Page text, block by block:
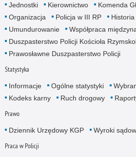
Jednostki Kierownictwo
Komenda
Organizacja
Policja w III RP Historia
Umundurowanie
Współpraca
Duszpasterstwo Policji Kościoła
Prawosławne Duszpasterstwo Policji
Statystyka
Informacje Ogólne statystyki
Kodeks karny
Ruch drogowy
Prawo
Dziennik Urzędowy KGP Wyroki
Praca w Policji